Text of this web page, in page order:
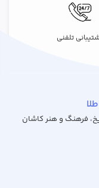
تلفنی
فرهنگ و هنر کاشان